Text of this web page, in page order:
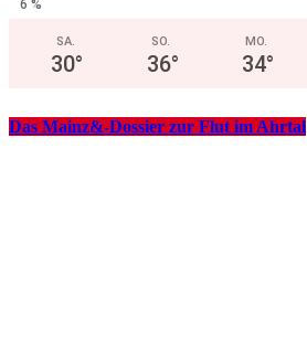
6 %
SA.
30°
SO.
36°
MO.
34°
Das Mainz&-Dossier zur Flut im Ahrtal